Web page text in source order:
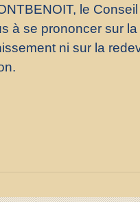
le
à se prononcer sur
ni sur la